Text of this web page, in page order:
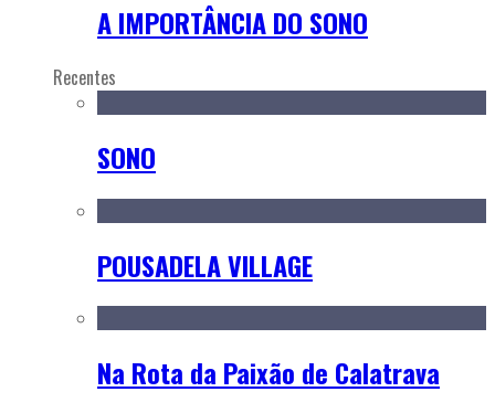
A IMPORTÂNCIA DO SONO
Recentes
SONO
POUSADELA VILLAGE
Na Rota da Paixão de Calatrava